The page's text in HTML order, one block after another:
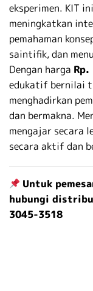
eksperimen. KIT
meningkatkan
pemahaman
saintifik, dan
Dengan harga
edukatif bernilai
menghadirkan
dan bermakna.
mengajar secara
secara aktif dan
Untuk
hubungi
3045-3518